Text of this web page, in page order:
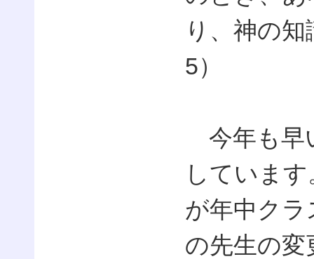
り、神の
5）
今年も早
していま
が年中ク
の先生の